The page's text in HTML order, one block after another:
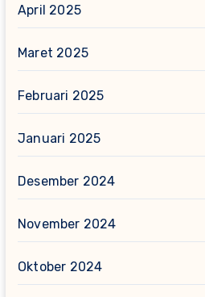
April 2025
Maret 2025
Februari 2025
Januari 2025
Desember 2024
November 2024
Oktober 2024